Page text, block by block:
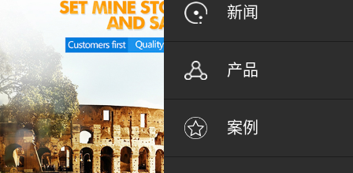
新闻
产品
案例